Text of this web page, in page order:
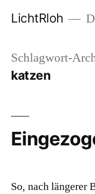
LichtRloh
Schlagwort-
katzen
So, nach längerer